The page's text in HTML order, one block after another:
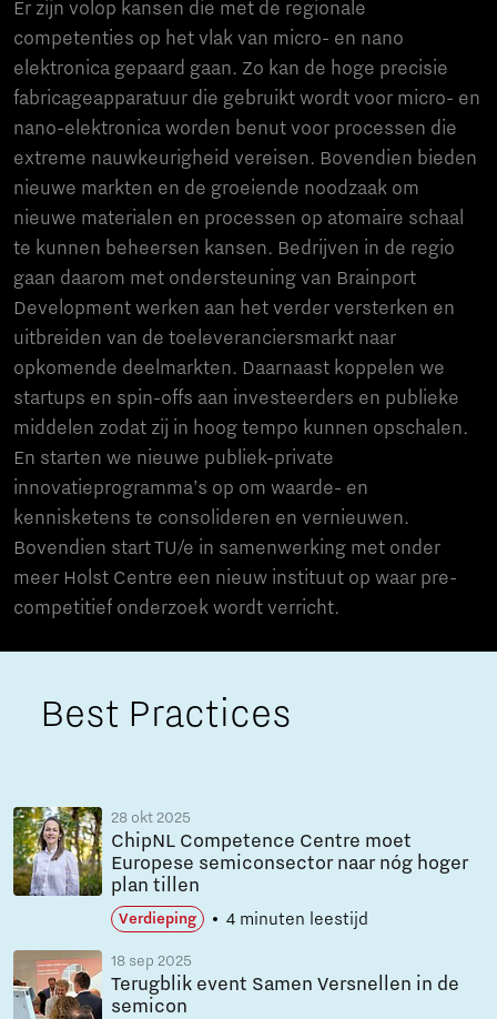
Er zijn volop kansen die met de regionale
competenties op het vlak van micro- en nano
elektronica gepaard gaan. Zo kan de hoge precisie
fabricageapparatuur die gebruikt wordt voor micro- en
nano-elektronica worden benut voor processen die
extreme nauwkeurigheid vereisen. Bovendien bieden
nieuwe markten en de groeiende noodzaak om
nieuwe materialen en processen op atomaire schaal
te kunnen beheersen kansen. Bedrijven in de regio
gaan daarom met ondersteuning van Brainport
Development werken aan het verder versterken en
uitbreiden van de toeleveranciersmarkt naar
opkomende deelmarkten. Daarnaast koppelen we
startups en spin-offs aan investeerders en publieke
middelen zodat zij in hoog tempo kunnen opschalen.
En starten we nieuwe publiek-private
innovatieprogramma’s op om waarde- en
kennisketens te consolideren en vernieuwen.
Bovendien start TU/e in samenwerking met onder
meer Holst Centre een nieuw instituut op waar pre-
competitief onderzoek wordt verricht.
Best Practices
28 okt 2025
ChipNL Competence Centre moet
Europese semiconsector naar nóg hoger
plan tillen
Verdieping 4 minuten leestijd
18 sep 2025
Terugblik event Samen Versnellen in de
semicon